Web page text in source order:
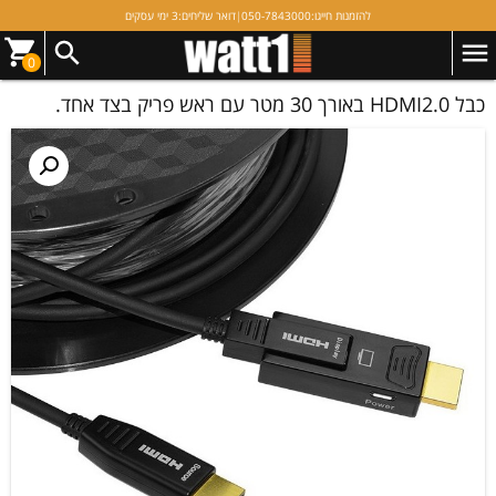
להזמנות חייגו:050-7843000
|דואר שליחים:3 ימי עסקים
0
כבל HDMI2.0 באורך 30 מטר עם ראש פריק בצד אחד.